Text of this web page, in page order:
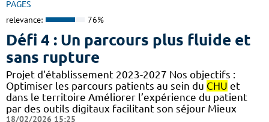
PAGES
relevance: 76%
Défi 4 : Un parcours plus fluide et
sans rupture
Projet d'établissement 2023-2027 Nos objectifs :
Optimiser les parcours patients au sein du CHU et
dans le territoire Améliorer l’expérience du patient
par des outils digitaux facilitant son séjour Mieux
18/02/2026 15:25